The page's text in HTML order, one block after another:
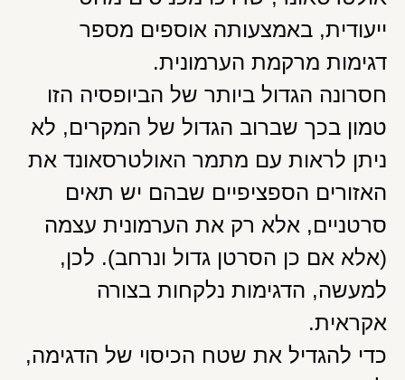
ייעודית, באמצעותה אוספים מספר
דגימות מרקמת הערמונית.
חסרונה הגדול ביותר של הביופסיה הזו
טמון בכך שברוב הגדול של המקרים, לא
ניתן לראות עם מתמר האולטרסאונד את
האזורים הספציפיים שבהם יש תאים
סרטניים, אלא רק את הערמונית עצמה
(אלא אם כן הסרטן גדול ונרחב). לכן,
למעשה, הדגימות נלקחות בצורה
אקראית.
כדי להגדיל את שטח הכיסוי של הדגימה,